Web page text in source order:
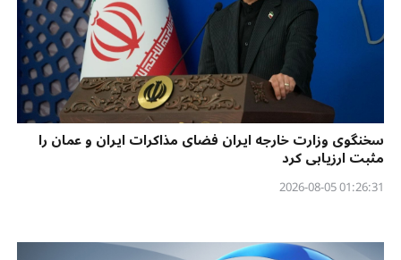
سخنگوی وزارت خارجه ایران فضای مذاکرات ایران و عمان را
مثبت ارزیابی کرد
01:26:31 2026-08-05